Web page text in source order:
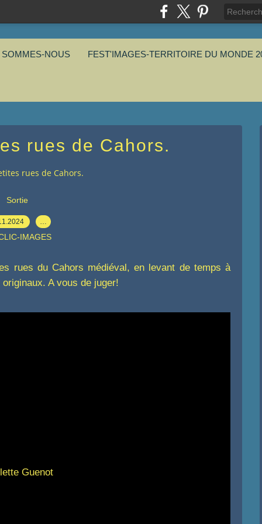
SOMMES-NOUS FEST'IMAGES-TERRITOIRE DU MONDE
rues de Cahors.
rues de Cahors.
Sortie
IMAGES
rues du Cahors médiéval, en levant de temps à
A vous de juger!